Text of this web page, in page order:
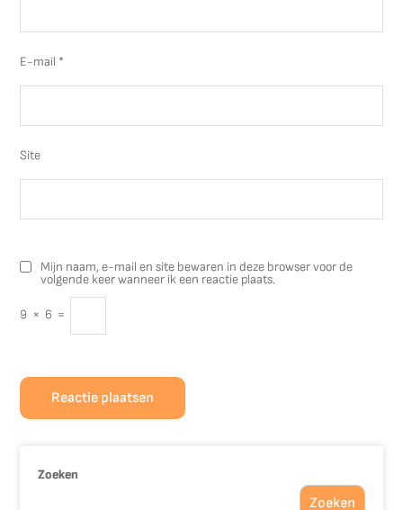
E-mail *
Site
Mijn naam, e-mail en site bewaren in deze browser voor de
volgende keer wanneer ik een reactie plaats.
9 × 6 =
Zoeken
Zoeken